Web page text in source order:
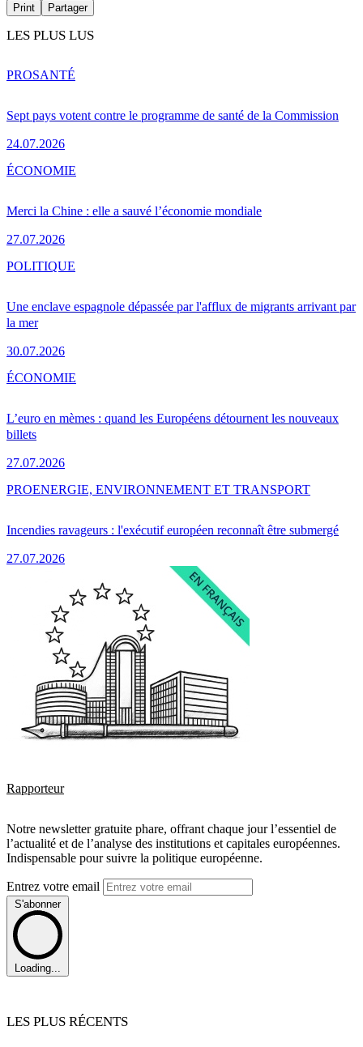
Print Partager
LES PLUS LUS
Sept pays votent contre le programme de santé de la Commission
24.07.2026
PROSANTÉ
Merci la Chine : elle a sauvé l’économie mondiale
27.07.2026
ÉCONOMIE
Une enclave espagnole dépassée par l'afflux de migrants arrivant par
la mer
30.07.2026
POLITIQUE
L’euro en mèmes : quand les Européens détournent les nouveaux
billets
27.07.2026
ÉCONOMIE
Incendies ravageurs : l'exécutif européen reconnaît être submergé
27.07.2026
PROENERGIE, ENVIRONNEMENT ET TRANSPORT
Rapporteur
Notre newsletter gratuite phare, offrant chaque jour l’essentiel de
l’actualité et de l’analyse des institutions et capitales européennes.
Indispensable pour suivre la politique européenne.
Entrez votre email
S'abonner
Loading...
LES PLUS RÉCENTS